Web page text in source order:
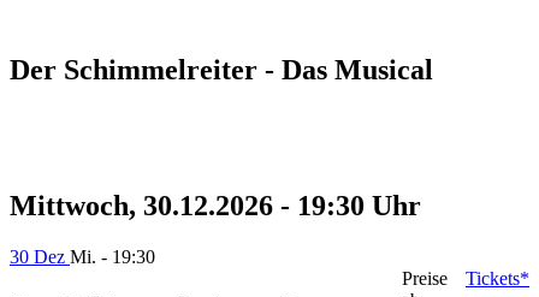
Der Schimmelreiter - Das Musical
Mittwoch, 30.12.2026 - 19:30 Uhr
30 Dez Mi. - 19:30
Preise
Tickets*